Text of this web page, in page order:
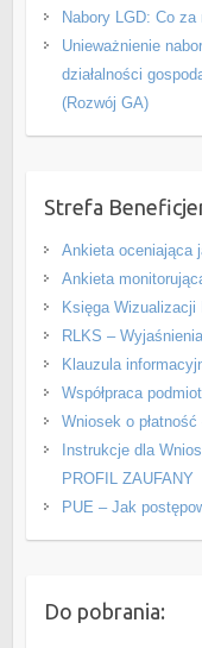
Nabory LGD: Co
Unieważnienie
działalności
(Rozwój GA)
Strefa
Ankieta oceniająca
Ankieta
Księga Wizualizacji
RLKS –
Klauzula
Współpraca
Wniosek o
Instrukcje dla
PROFIL ZAUFANY
PUE – Jak
Do pobrania: